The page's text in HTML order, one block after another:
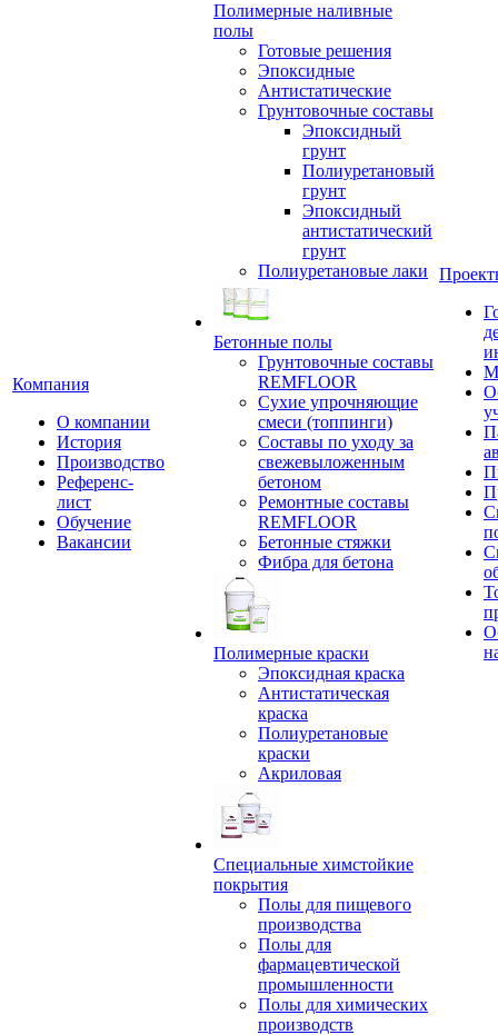
Компания
О компании
История
Производство
Референс-
лист
Обучение
Вакансии
Полимерные наливные
полы
Готовые решения
Эпоксидные
Антистатические
Грунтовочные составы
Эпоксидный
грунт
Полиуретановый
грунт
Эпоксидный
антистатический
грунт
Полиуретановые лаки
Бетонные полы
Грунтовочные составы
REMFLOOR
Сухие упрочняющие
смеси (топпинги)
Составы по уходу за
свежевыложенным
бетоном
Ремонтные составы
REMFLOOR
Бетонные стяжки
Фибра для бетона
Полимерные краски
Эпоксидная краска
Антистатическая
краска
Полиуретановые
краски
Акриловая
Специальные химстойкие
покрытия
Полы для пищевого
производства
Полы для
фармацевтической
промышленности
Полы для химических
производств